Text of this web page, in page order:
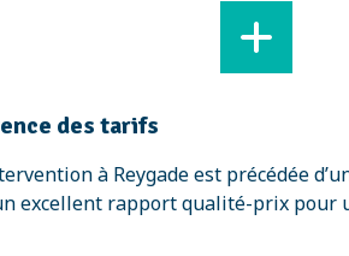
des tarifs
à Reygade est précédée
excellent rapport qualité-prix pour